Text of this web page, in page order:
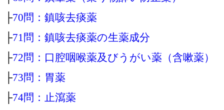
├70問：鎮咳去痰薬
├71問：鎮咳去痰薬の生薬成分
├72問：口腔咽喉薬及びうがい薬（含嗽薬）
├73問：胃薬
├74問：止瀉薬